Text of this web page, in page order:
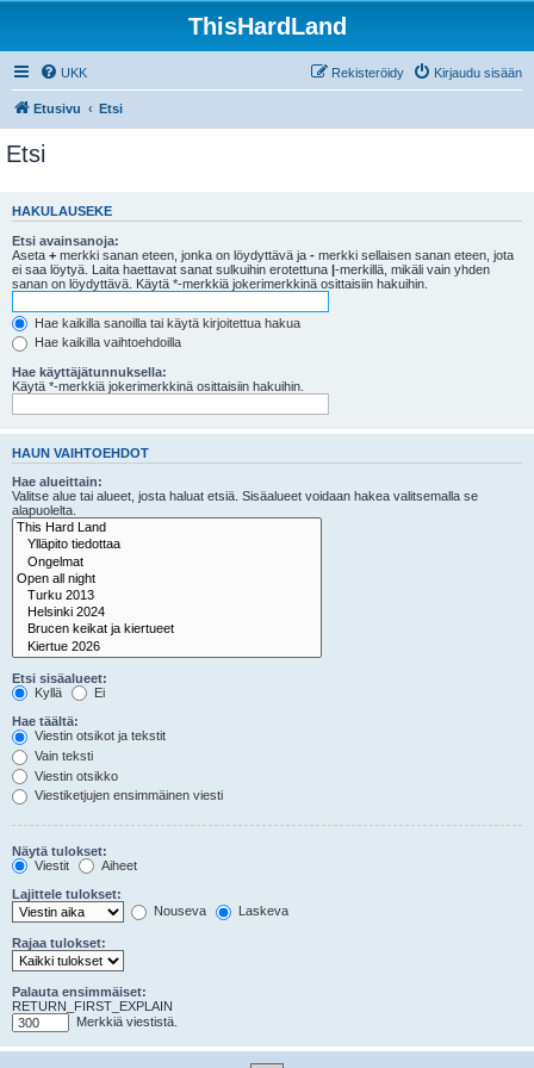
ThisHardLand
UKK Kirjaudu sisään
Rekisteröidy
Etusivu Etsi
Etsi
HAKULAUSEKE
Etsi avainsanoja:
Aseta + merkki sanan eteen, jonka on löydyttävä ja - merkki sellaisen sanan eteen, jota
ei saa löytyä. Laita haettavat sanat sulkuihin erotettuna |-merkillä, mikäli vain yhden
sanan on löydyttävä. Käytä *-merkkiä jokerimerkkinä osittaisiin hakuihin.
Hae kaikilla sanoilla tai käytä kirjoitettua hakua
Hae kaikilla vaihtoehdoilla
Hae käyttäjätunnuksella:
Käytä *-merkkiä jokerimerkkinä osittaisiin hakuihin.
HAUN VAIHTOEHDOT
Hae alueittain:
Valitse alue tai alueet, josta haluat etsiä. Sisäalueet voidaan hakea valitsemalla se
alapuolelta.
Etsi sisäalueet:
Kyllä
Ei
Hae täältä:
Viestin otsikot ja tekstit
Vain teksti
Viestin otsikko
Viestiketjujen ensimmäinen viesti
Näytä tulokset:
Viestit
Aiheet
Lajittele tulokset:
Nouseva
Laskeva
Rajaa tulokset:
Palauta ensimmäiset:
RETURN_FIRST_EXPLAIN
Merkkiä viestistä.